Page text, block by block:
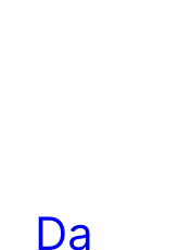
Da